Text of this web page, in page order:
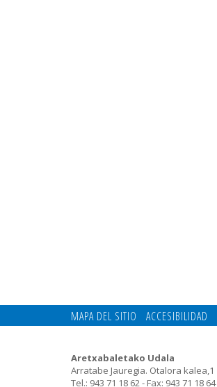
MAPA DEL SITIO ACCESIBILIDAD
Aretxabaletako Udala
Arratabe Jauregia. Otalora kalea,1
Tel.: 943 71 18 62 - Fax: 943 71 18 64